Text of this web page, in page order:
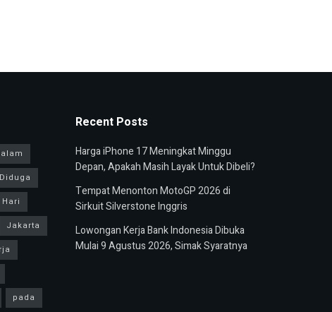
Diduga
Hari
Jakarta
pada
Recent Posts
Harga iPhone 17 Meningkat Minggu
Depan, Apakah Masih Layak Untuk Dibeli?
Tempat Menonton MotoGP 2026 di
Sirkuit Silverstone Inggris
Lowongan Kerja Bank Indonesia Dibuka
Mulai 9 Agustus 2026, Simak Syaratnya